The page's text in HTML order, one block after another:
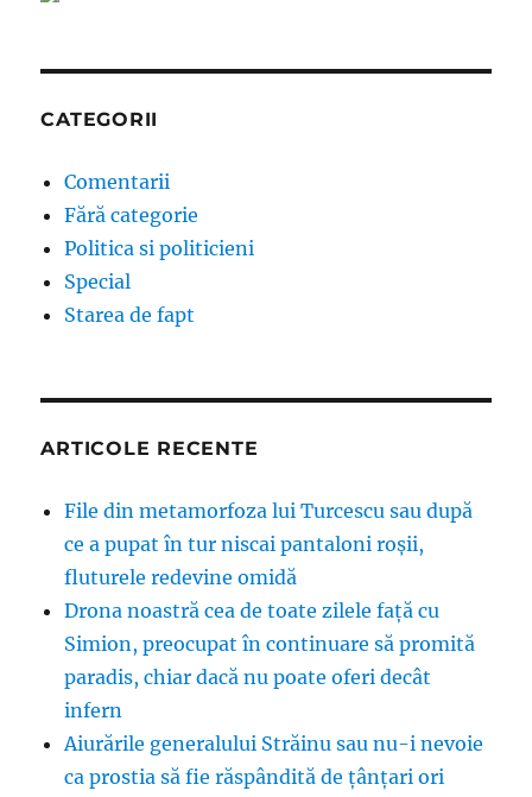
CATEGORII
Comentarii
Fără categorie
Politica si politicieni
Special
Starea de fapt
ARTICOLE RECENTE
File din metamorfoza lui Turcescu sau după
ce a pupat în tur niscai pantaloni roșii,
fluturele redevine omidă
Drona noastră cea de toate zilele față cu
Simion, preocupat în continuare să promită
paradis, chiar dacă nu poate oferi decât
infern
Aiurările generalului Străinu sau nu-i nevoie
ca prostia să fie răspândită de țânțari ori